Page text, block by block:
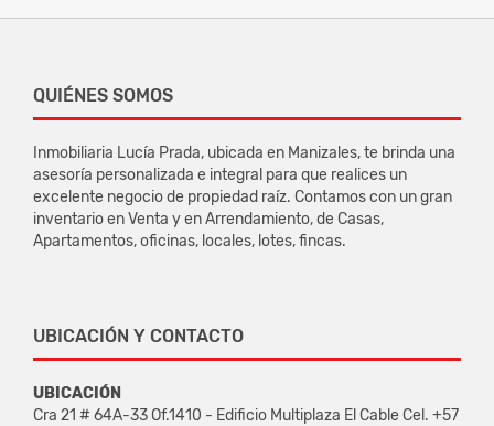
QUIÉNES SOMOS
Inmobiliaria Lucía Prada, ubicada en Manizales, te brinda una
asesoría personalizada e integral para que realices un
excelente negocio de propiedad raíz. Contamos con un gran
inventario en Venta y en Arrendamiento, de Casas,
Apartamentos, oficinas, locales, lotes, fincas.
UBICACIÓN Y CONTACTO
UBICACIÓN
Cra 21 # 64A-33 Of.1410 - Edificio Multiplaza El Cable Cel. +57